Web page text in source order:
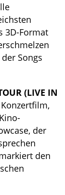
3D-Format
Songs
(LIVE IN
der
den